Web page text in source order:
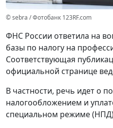
© sebra / Фотобанк 123RF.com
ФНС России ответила на
базы по налогу на
Соответствующая
официальной странице
В частности, речь идет о
налогообложением и
специальном режиме